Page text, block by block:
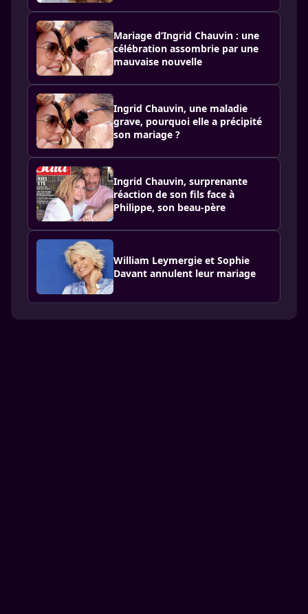
Mariage d’Ingrid Chauvin : une
célébration assombrie par une
mauvaise nouvelle
Ingrid Chauvin, une maladie
grave, pourquoi elle a précipité
son mariage ?
Ingrid Chauvin, surprenante
réaction de son fils face à
Philippe, son beau-père
William Leymergie et Sophie
Davant annulent leur mariage